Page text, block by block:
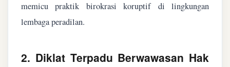
memicu praktik birokrasi koruptif di lingkungan
lembaga peradilan.
2. Diklat Terpadu Berwawasan Hak